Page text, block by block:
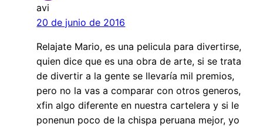
avi
20 de junio de 2016
Relajate Mario, es una pelicula para divertirse,
quien dice que es una obra de arte, si se trata
de divertir a la gente se llevaría mil premios,
pero no la vas a comparar con otros generos,
xfin algo diferente en nuestra cartelera y si le
ponenun poco de la chispa peruana mejor, yo